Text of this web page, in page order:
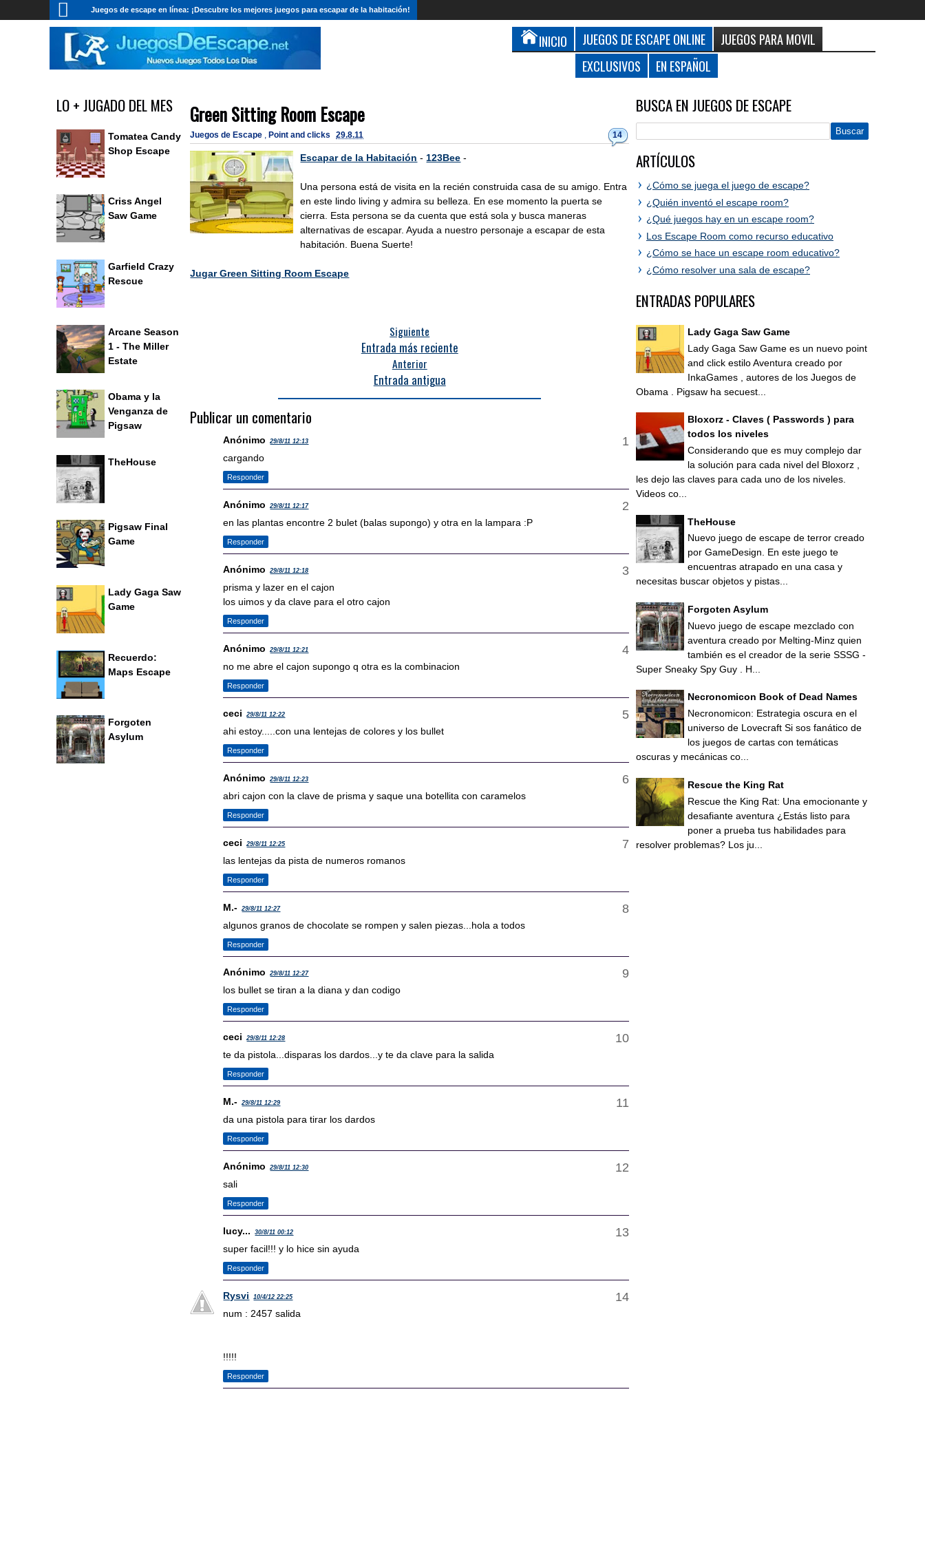
Juegos de escape en línea: ¡Descubre los mejores juegos para escapar de la habitación!
INICIO JUEGOS DE ESCAPE ONLINE
JUEGOS PARA MOVIL
EXCLUSIVOS
EN ESPAÑOL
Green Sitting Room Escape
14
Juegos de Escape , Point and clicks 29.8.11
Escapar de la Habitación - 123Bee -
Una persona está de visita en la recién construida casa de su amigo. Entra
en este lindo living y admira su belleza. En ese momento la puerta se
cierra. Esta persona se da cuenta que está sola y busca maneras
alternativas de escapar. Ayuda a nuestro personaje a escapar de esta
habitación. Buena Suerte!
Jugar Green Sitting Room Escape
Siguiente
Entrada más reciente
Anterior
Entrada antigua
Publicar un comentario
Anónimo 29/8/11 12:13
cargando
Responder
Anónimo 29/8/11 12:17
en las plantas encontre 2 bulet (balas supongo) y otra en la lampara :P
Responder
Anónimo 29/8/11 12:18
prisma y lazer en el cajon
los uimos y da clave para el otro cajon
Responder
Anónimo 29/8/11 12:21
no me abre el cajon supongo q otra es la combinacion
Responder
ceci 29/8/11 12:22
ahi estoy.....con una lentejas de colores y los bullet
Responder
Anónimo 29/8/11 12:23
abri cajon con la clave de prisma y saque una botellita con caramelos
Responder
ceci 29/8/11 12:25
las lentejas da pista de numeros romanos
Responder
M.- 29/8/11 12:27
algunos granos de chocolate se rompen y salen piezas...hola a todos
Responder
Anónimo 29/8/11 12:27
los bullet se tiran a la diana y dan codigo
Responder
ceci 29/8/11 12:28
te da pistola...disparas los dardos...y te da clave para la salida
Responder
M.- 29/8/11 12:29
da una pistola para tirar los dardos
Responder
Anónimo 29/8/11 12:30
sali
Responder
lucy... 30/8/11 00:12
super facil!!! y lo hice sin ayuda
Responder
Rysvi 10/4/12 22:25
num : 2457 salida
!!!!!
Responder
LO + JUGADO DEL MES
Tomatea Candy
Shop Escape
Criss Angel
Saw Game
Garfield Crazy
Rescue
Arcane Season
1 - The Miller
Estate
Obama y la
Venganza de
Pigsaw
TheHouse
Pigsaw Final
Game
Lady Gaga Saw
Game
Recuerdo:
Maps Escape
Forgoten
Asylum
BUSCA EN JUEGOS DE ESCAPE
ARTÍCULOS
¿Cómo se juega el juego de escape?
¿Quién inventó el escape room?
¿Qué juegos hay en un escape room?
Los Escape Room como recurso educativo
¿Cómo se hace un escape room educativo?
¿Cómo resolver una sala de escape?
ENTRADAS POPULARES
Lady Gaga Saw Game
Lady Gaga Saw Game es un nuevo point
and click estilo Aventura creado por
InkaGames , autores de los Juegos de
Obama . Pigsaw ha secuest...
Bloxorz - Claves ( Passwords ) para
todos los niveles
Considerando que es muy complejo dar
la solución para cada nivel del Bloxorz ,
les dejo las claves para cada uno de los niveles.
Videos co...
TheHouse
Nuevo juego de escape de terror creado
por GameDesign. En este juego te
encuentras atrapado en una casa y
necesitas buscar objetos y pistas...
Forgoten Asylum
Nuevo juego de escape mezclado con
aventura creado por Melting-Minz quien
también es el creador de la serie SSSG -
Super Sneaky Spy Guy . H...
Necronomicon Book of Dead Names
Necronomicon: Estrategia oscura en el
universo de Lovecraft Si sos fanático de
los juegos de cartas con temáticas
oscuras y mecánicas co...
Rescue the King Rat
Rescue the King Rat: Una emocionante y
desafiante aventura ¿Estás listo para
poner a prueba tus habilidades para
resolver problemas? Los ju...